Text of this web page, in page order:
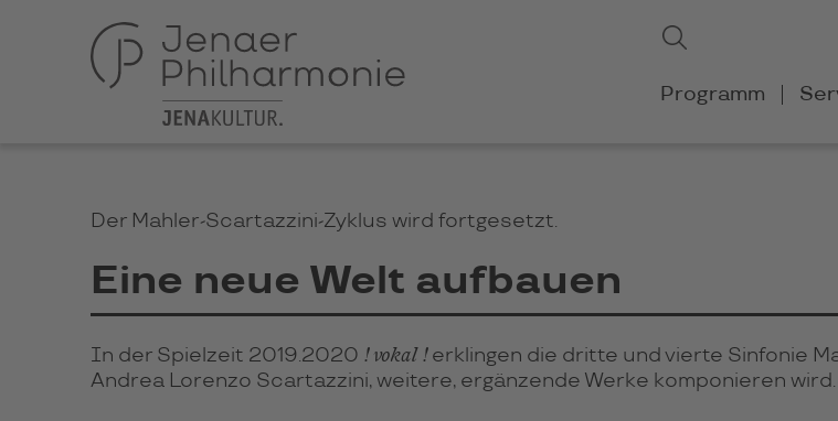
Suchbegriffe
Navigation
Programm
Der Mahler-Scartazzini-Zyklus wird fortgesetzt.
Eine neue Welt aufbauen
In der Spielzeit 2019.2020 ! vokal !erklingen die dritte und vierte Sinfonie
Andrea Lorenzo Scartazzini, weitere, ergänzende Werke komponieren wird.